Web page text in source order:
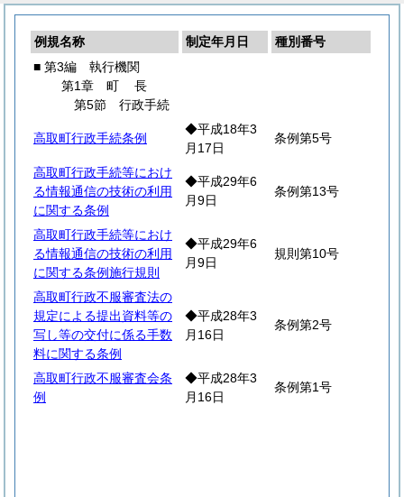
例規名称 制定年月日
種別番号
■ 第3編 執行機関
第1章 町長
第5節 行政手続
高取町行政手続条例
◆平成18年3
月17日
条例第5号
高取町行政手続等におけ
る情報通信の技術の利用
に関する条例
◆平成29年6
月9日
条例第13号
高取町行政手続等におけ
る情報通信の技術の利用
に関する条例施行規則
◆平成29年6
月9日
規則第10号
高取町行政不服審査法の
規定による提出資料等の
写し等の交付に係る手数
料に関する条例
◆平成28年3
月16日
条例第2号
高取町行政不服審査会条
例
◆平成28年3
月16日
条例第1号